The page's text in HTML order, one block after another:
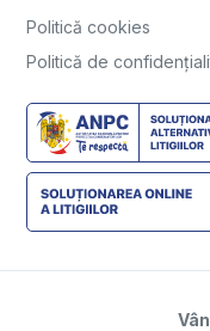
Politică cookies
Politică de